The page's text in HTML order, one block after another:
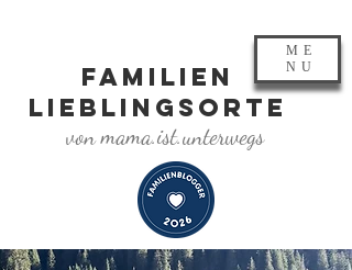
FAMILIEN
LIEBLINGSORTE
von mama.ist.unterwegs
ME
NU